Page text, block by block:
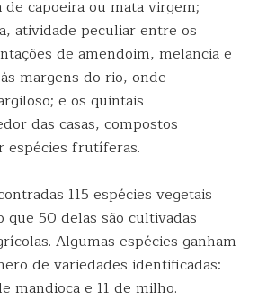
capoeira ou mata virgem;
atividade peculiar entre os
de amendoim, melancia e
margens do rio, onde
e os quintais
das casas, compostos
espécies frutíferas.
115 espécies vegetais
que 50 delas são cultivadas
Algumas espécies ganham
de variedades identificadas:
mandioca e 11 de milho.